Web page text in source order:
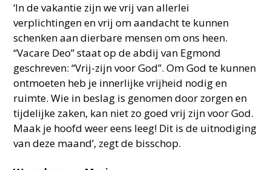
‘In de vakantie zijn we vrij van allerlei
verplichtingen en vrij om aandacht te kunnen
schenken aan dierbare mensen om ons heen.
“Vacare Deo” staat op de abdij van Egmond
geschreven: “Vrij-zijn voor God”. Om God te kunnen
ontmoeten heb je innerlijke vrijheid nodig en
ruimte. Wie in beslag is genomen door zorgen en
tijdelijke zaken, kan niet zo goed vrij zijn voor God.
Maak je hoofd weer eens leeg! Dit is de uitnodiging
van deze maand’, zegt de bisschop.